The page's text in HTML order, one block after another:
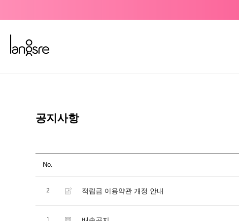
공지사항
No.
2 적립금 이용약관 개정 안내
1